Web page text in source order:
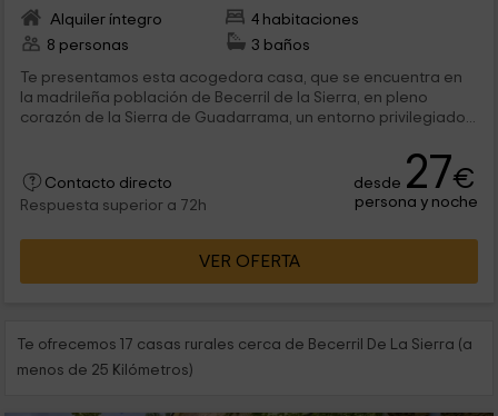
Alquiler íntegro
4 habitaciones
8 personas
3 baños
Te presentamos esta acogedora casa, que se encuentra en
la madrileña población de Becerril de la Sierra, en pleno
corazón de la Sierra de Guadarrama, un entorno privilegiado...
Contacto directo
Respuesta superior a 72h
desde 27€
persona y noche
VER OFERTA
Te ofrecemos 17 casas rurales cerca de Becerril De La Sierra (a
menos de 25 Kilómetros)